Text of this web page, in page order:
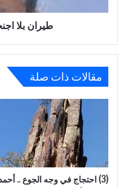
طيران بلا
مقالات ذات صلة
(3) احتجاج في وجه الجوع ..